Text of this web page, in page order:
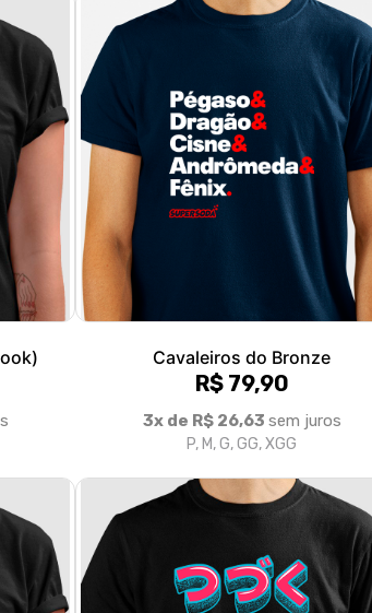
Cavaleiros do Bronze
R$ 79,90
3x de R$ 26,63sem juros
P, M, G, GG, XGG
Tsudzuku